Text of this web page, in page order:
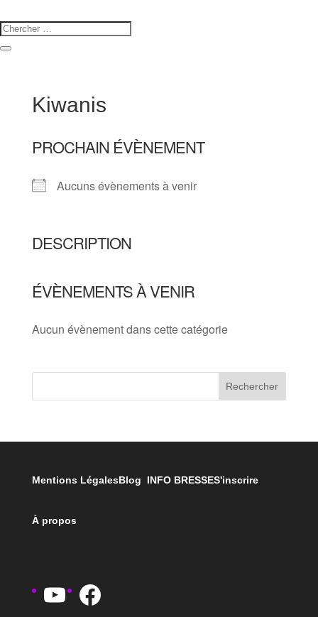
Kiwanis
PROCHAIN ÉVÈNEMENT
Aucuns évènements à venir
DESCRIPTION
ÉVÈNEMENTS À VENIR
Aucun évènement dans cette catégorie
Rechercher
Mentions LégalesBlog INFO BRESSES'inscrire
À propos
YouTube
Facebook